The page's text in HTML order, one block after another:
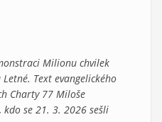
Milionu chvilek
Text evangelického
Charty 77 Miloše
kdo se 21. 3. 2026 sešli